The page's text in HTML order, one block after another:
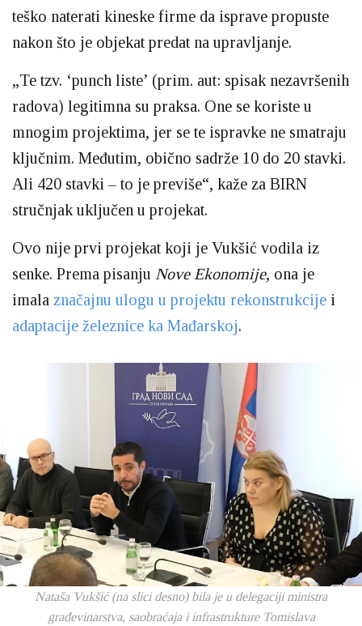
teško naterati kineske firme da isprave propuste
nakon što je objekat predat na upravljanje.
„Te tzv. ‘punch liste’ (prim. aut: spisak nezavršenih
radova) legitimna su praksa. One se koriste u
mnogim projektima, jer se te ispravke ne smatraju
ključnim. Međutim, obično sadrže 10 do 20 stavki.
Ali 420 stavki – to je previše“, kaže za BIRN
stručnjak uključen u projekat.
Ovo nije prvi projekat koji je Vukšić vodila iz
senke. Prema pisanju Nove Ekonomije, ona je
imala značajnu ulogu u projektu rekonstrukcije i
adaptacije železnice ka Mađarskoj.
Nataša Vukšić (na slici desno) bila je u delegaciji ministra
građevinarstva, saobraćaja i infrastrukture Tomislava